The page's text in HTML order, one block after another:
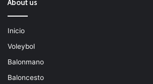
About us
Inicio
Voleybol
Balonmano
Baloncesto